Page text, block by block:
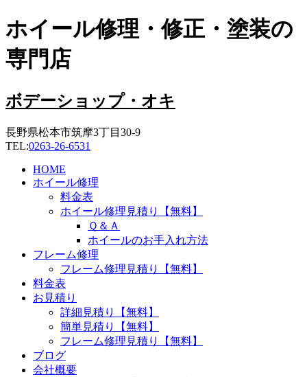
コ
ン
テ
ン
に
ス
ッ
プ
ホイール修理・修正・塗装の
専門店
ボデーショップ・オキ
長野県松本市筑摩3丁目30-9
TEL:0263-26-6531
HOME
ホイール修理
料金表
ホイール修理見積り【無料】
Ｑ＆Ａ
ホイールのお手入れ方法
フレーム修理
フレーム修理見積り【無料】
料金表
お見積り
詳細見積り【無料】
簡単見積り【無料】
フレーム修理見積り【無料】
ブログ
会社概要